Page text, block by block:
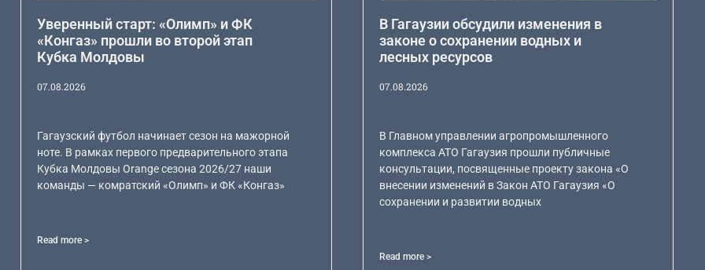
Уверенный старт: «Олимп» и ФК
«Конгаз» прошли во второй этап
Кубка Молдовы
07.08.2026
Гагаузский футбол начинает сезон на мажорной
ноте. В рамках первого предварительного этапа
Кубка Молдовы Orange сезона 2026/27 наши
команды — комратский «Олимп» и ФК «Конгаз»
Read more >
В Гагаузии обсудили изменения в
законе о сохранении водных и
лесных ресурсов
07.08.2026
В Главном управлении агропромышленного
комплекса АТО Гагаузия прошли публичные
консультации, посвященные проекту закона «О
внесении изменений в Закон АТО Гагаузия «О
сохранении и развитии водных
Read more >